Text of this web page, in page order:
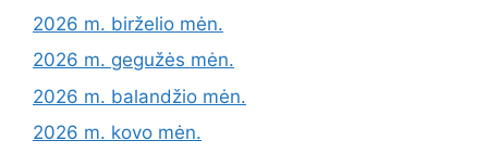
2026 m. birželio mėn.
2026 m. gegužės mėn.
2026 m. balandžio mėn.
2026 m. kovo mėn.